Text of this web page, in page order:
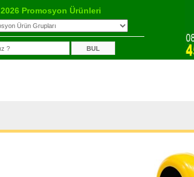
2026 Promosyon Ürünleri